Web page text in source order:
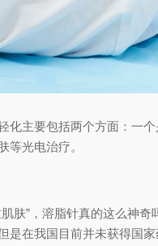
化主要包括两个方面：一
等光电治疗。
肤”，溶脂针真的这么神
是在我国目前并未获得国